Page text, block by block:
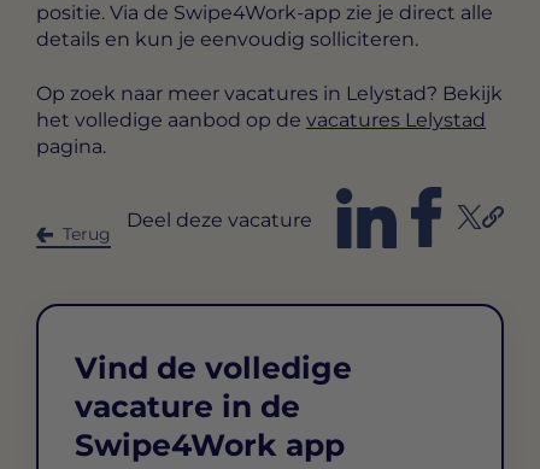
positie. Via de Swipe4Work-app zie je direct alle
details en kun je eenvoudig solliciteren.
Op zoek naar meer vacatures in Lelystad? Bekijk
het volledige aanbod op de vacatures Lelystad
pagina.
Terug
Deel deze vacature
Vind de volledige
vacature in de
Swipe4Work app